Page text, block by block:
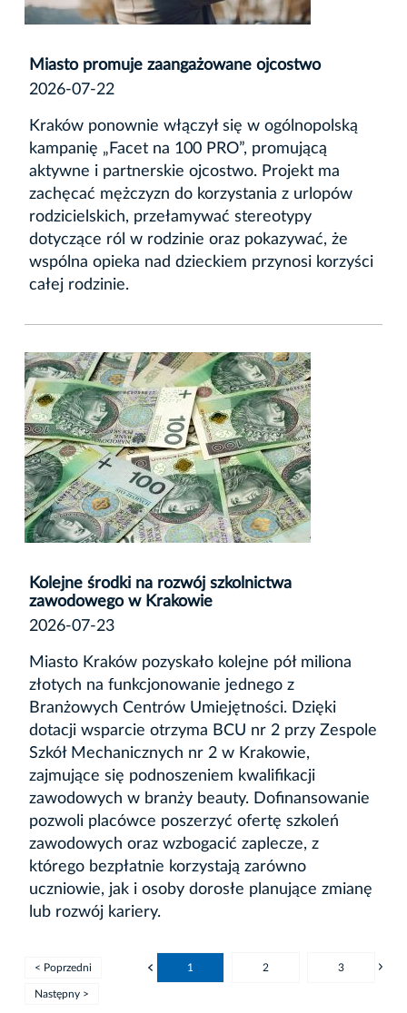
Miasto promuje zaangażowane ojcostwo
2026-07-22
Kraków ponownie włączył się w ogólnopolską
kampanię „Facet na 100 PRO”, promującą
aktywne i partnerskie ojcostwo. Projekt ma
zachęcać mężczyzn do korzystania z urlopów
rodzicielskich, przełamywać stereotypy
dotyczące ról w rodzinie oraz pokazywać, że
wspólna opieka nad dzieckiem przynosi korzyści
całej rodzinie.
Kolejne środki na rozwój szkolnictwa
zawodowego w Krakowie
2026-07-23
Miasto Kraków pozyskało kolejne pół miliona
złotych na funkcjonowanie jednego z
Branżowych Centrów Umiejętności. Dzięki
dotacji wsparcie otrzyma BCU nr 2 przy Zespole
Szkół Mechanicznych nr 2 w Krakowie,
zajmujące się podnoszeniem kwalifikacji
zawodowych w branży beauty. Dofinansowanie
pozwoli placówce poszerzyć ofertę szkoleń
zawodowych oraz wzbogacić zaplecze, z
którego bezpłatnie korzystają zarówno
uczniowie, jak i osoby dorosłe planujące zmianę
lub rozwój kariery.
< Poprzedni 1 2 3
Następny >